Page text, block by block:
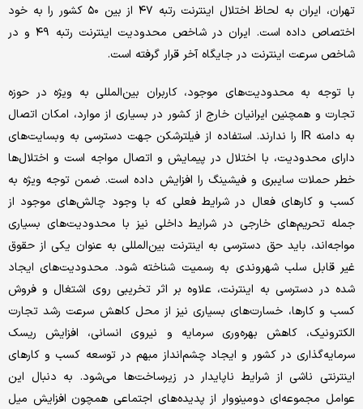
تهران، ایران به لحاظ اختلال اینترنت رتبه ۴۷ از بین ۵۰ کشور را به خود
اختصاص داده است. ایران در شاخص محدودیت اینترنت رتبه ۴۹ و در
شاخص سرعت اینترنت در جایگاه آخر قرار گرفته است.
با توجه به محدودیت‌های موجود، کاربران بین‌المللی به ویژه در حوزه
تجارت و همچنین ایرانیان خارج از کشور در بسیاری از موارد، امکان اتصال
به دامنه IR را ندارند. استفاده از فیلترشکن جهت دسترسی به وبسایت‌های
دارای محدودیت، با اختلال در پیمایش و اتصال مواجه است و اختلال‌ها
خطر حملات سایبری و فیشینگ را افزایش داده است. ضمن توجه ویژه به
کسب و کارهای فعال در شرایط فعلی که با وجود چالش‌های موجود از
جمله تحریم‌های خارجی در شرایط داخلی نیز با محدودیت‌های بسیاری
مواجه‌اند، باید حق دسترسی به اینترنت بین‌المللی به عنوان یکی از حقوق
غیر قابل سلب شهروندی به رسمیت شناخته شود. محدودیت‌های ایجاد
شده در دسترسی به اینترنت، علاوه بر اثر تخریبی روی اشتغال و فروش
کسب و کارها، خسارت‌های بسیاری نیز از محل کاهش سرعت رشد تجارت
الکترونیک، کاهش بهره‌وری سرمایه و نیروی انسانی، افزایش ریسک
سرمایه‌گذاری در کشور و ایجاد چشم‌انداز مبهم در توسعه کسب و کارهای
اینترنتی ناشی از شرایط ناپایدار در زیرساخت‌ها می‌شود. به دنبال این
عوامل مجموعه‌ای دومینووار از پدیده‌های اجتماعی همچون افزایش میل